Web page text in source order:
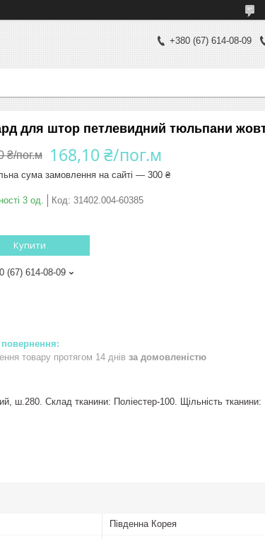
+380 (67) 614-08-09
для штор петлевидний тюльпани
₴/пог.м 168,10 ₴/пог.м
сума замовлення на сайті — 300 ₴
3 од. Код: 31402.004-60385
Купити
(67) 614-08-09
товару протягом 14 днів за домовленістю
ш.280. Склад тканини: Поліестер-100. Щільність
Південна Корея